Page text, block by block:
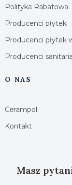
Polityka Rabatowa
Producenci płytek
Producenci płytek
Producenci
O NAS
Cerampol
Kontakt
Masz